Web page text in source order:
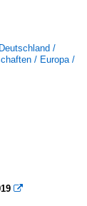
/
/ Europa /
